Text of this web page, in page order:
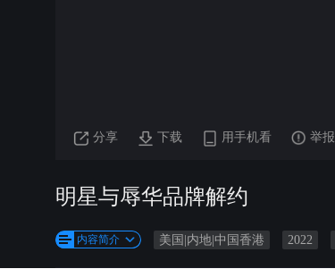
分享 下载 用手机看 举报
明星与辱华品牌解约
内容简介 美国|内地|中国香港 2022